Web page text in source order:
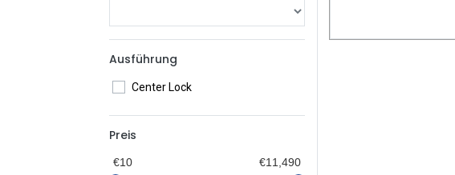
Ausführung
Center Lock
Preis
€10 €11,490